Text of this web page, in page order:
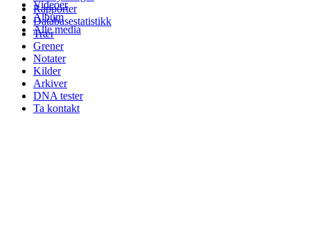
Videoer
Album
Alle media
Rapporter
Databasestatistikk
Trær
Grener
Notater
Kilder
Arkiver
DNA tester
Ta kontakt